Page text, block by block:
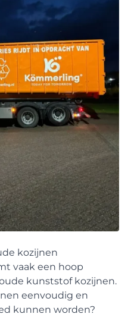
kozijnen
vaak een hoop
kunststof kozijnen.
eenvoudig en
kunnen worden?